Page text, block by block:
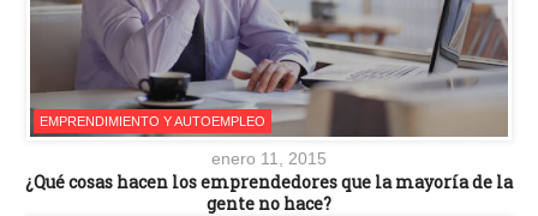
EMPRENDIMIENTO Y AUTOEMPLEO
enero 11, 2015
¿Qué cosas hacen los emprendedores que la mayoría de la
gente no hace?